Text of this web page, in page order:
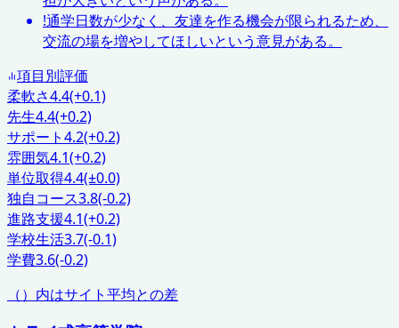
!通学日数が少なく、友達を作る機会が限られるため、
交流の場を増やしてほしいという意見がある。
項目別評価
柔軟さ4.4(+0.1)
先生4.4(+0.2)
サポート4.2(+0.2)
雰囲気4.1(+0.2)
単位取得4.4(±0.0)
独自コース3.8(-0.2)
進路支援4.1(+0.2)
学校生活3.7(-0.1)
学費3.6(-0.2)
（）内はサイト平均との差